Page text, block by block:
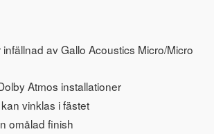
infällnad av Gallo Acoustics Micro/Micro
Atmos installationer
vinklas i fästet
omålad finish